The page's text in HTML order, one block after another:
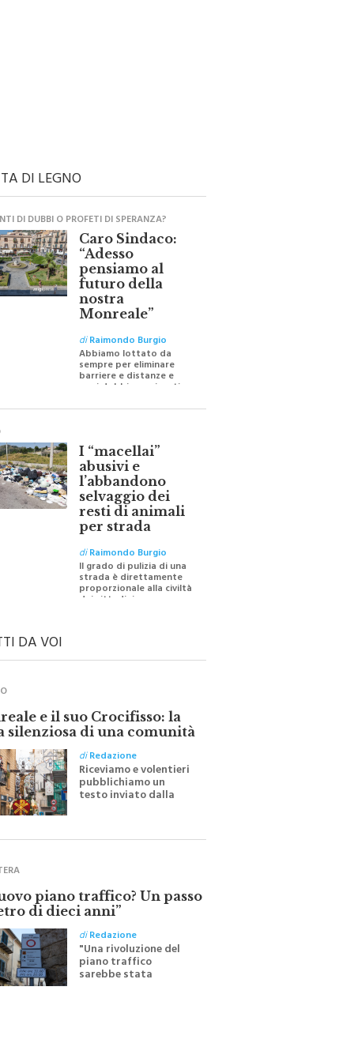
DI LEGNO
DI DUBBI O PROFETI DI SPERANZA?
Caro Sindaco:
“Adesso
pensiamo al
futuro della
nostra
Monreale”
diRaimondo Burgio
Abbiamo lottato da
sempre per eliminare
barriere e distanze e
per ricostruire certezze
I “macellai”
abusivi e
l’abbandono
selvaggio dei
resti di animali
per strada
diRaimondo Burgio
Il grado di pulizia di una
strada è direttamente
proporzionale alla civiltà
DA VOI
e il suo Crocifisso: la
silenziosa di una comunità
diRedazione
Riceviamo e volentieri
pubblichiamo un
testo inviato dalla
all'indomani della
piano traffico? Un passo
di dieci anni”
diRedazione
"Una rivoluzione del
piano traffico
sarebbe stata